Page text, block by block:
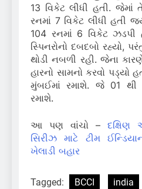
13 વિકેટ લીધી હતી.
રનમાં 7 વિકેટ લીધી હતી
104 રનમાં 6 વિકેટ ઝડપી
સ્પિનરોનો દબદબો રહ્યો,
થોડી નબળી રહી. જેના
હારનો સામનો કરવો પડ્યો
મુંબઈમાં રમાશે. જે 01 થી
રમાશે.
આ પણ વાંચો – દક્ષિણ
સિરીઝ માટે ટીમ
ખેલાડી બહાર
Tagged: BCCI india